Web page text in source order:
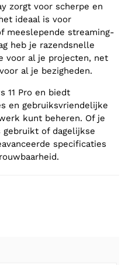
zorgt voor scherpe en
ideaal is voor
meeslepende streaming-
heb je razendsnelle
voor al je projecten, net
al je bezigheden.
11 Pro en biedt
en gebruiksvriendelijke
kunt beheren. Of je
of dagelijkse
specificaties